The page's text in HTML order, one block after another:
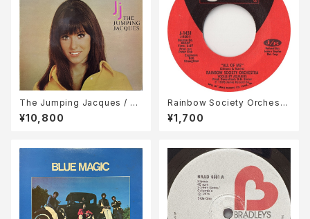
The Jumping Jacques / Su
gar & Spice
¥10,800
Rainbow Society Orchestr
a / All Of Me
¥1,700